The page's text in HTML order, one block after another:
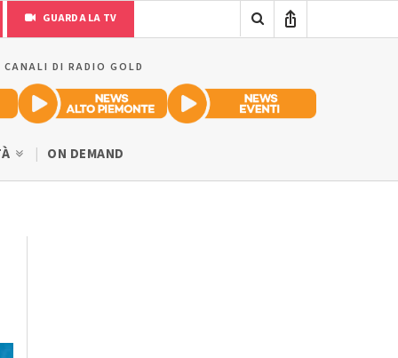
GUARDA LA TV
DI RADIO GOLD
ON DEMAND